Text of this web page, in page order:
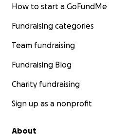
How to start a GoFundMe
Fundraising categories
Team fundraising
Fundraising Blog
Charity fundraising
Sign up as a nonprofit
About